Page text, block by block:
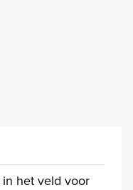
in het veld voor